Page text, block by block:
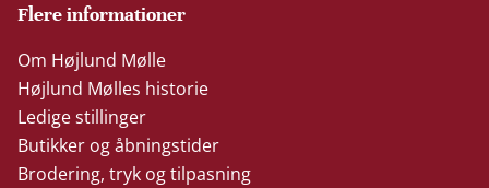
Flere informationer
Om Højlund Mølle
Højlund Mølles historie
Ledige stillinger
Butikker og åbningstider
Brodering, tryk og tilpasning